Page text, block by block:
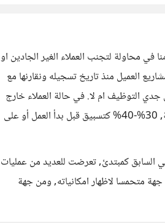
خطوات يتبعها كل منا في محاولة لتجنب العملاء الغير الجادين او
العميل منذ تاريخ تسجيله ونقارنها مع
التوظيف ام لا. في حالة العملاء خارج
هذه المنصة والذين يتواصلون معك مباشرة, فهنا من الافضل اتباع الطرق التقليدية, 30%-40% كتسبيق قبل بدأ العمل أو على
هذا النهج البسيط الان وحالات النصب التي اتعرض لها صدقا هي 0. في السابق كمبتدئ, تعرضت للعديد من عمليات
متحمسا لاظهار امكانياته, ومن جهة